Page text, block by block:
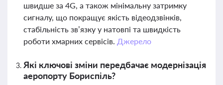
швидше за 4G, а також мінімальну затримку
сигналу, що покращує якість відеодзвінків,
стабільність зв’язку у натовпі та швидкість
роботи хмарних сервісів. Джерело
Які ключові зміни передбачає модернізація
аеропорту Бориспіль?